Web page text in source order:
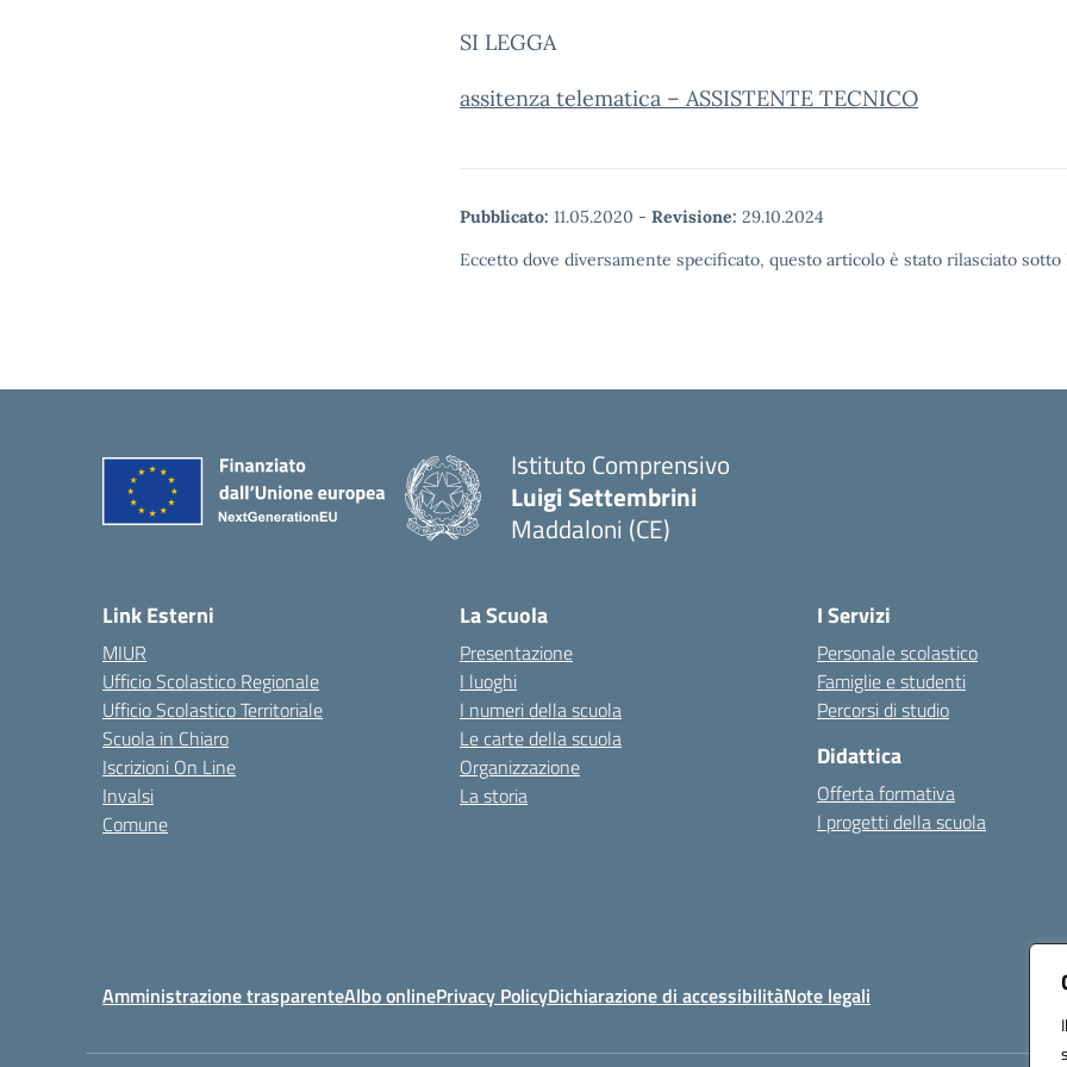
SI LEGGA
assitenza telematica – ASSISTENTE TECNICO
Pubblicato: 11.05.2020 - Revisione: 29.10.2024
Eccetto dove diversamente specificato, questo articolo è stato rilasciato
Istituto Comprensivo
Luigi Settembrini
Maddaloni (CE)
Link Esterni
MIUR
Ufficio Scolastico Regionale
Ufficio Scolastico Territoriale
Scuola in Chiaro
Iscrizioni On Line
Invalsi
Comune
La Scuola
Presentazione
I luoghi
I numeri della scuola
Le carte della scuola
Organizzazione
La storia
I Servizi
Personale scolastico
Famiglie e studenti
Percorsi di studio
Didattica
Offerta formativa
I progetti della scuola
Amministrazione trasparenteAlbo onlinePrivacy PolicyDichiarazione di accessibilitàNote legali